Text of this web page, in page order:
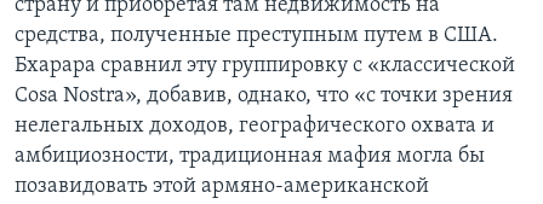
страну и приобретая там недвижимость на
средства, полученные преступным путем в США.
Бхарара сравнил эту группировку с «классической
Cosa Nostra», добавив, однако, что «с точки зрения
нелегальных доходов, географического охвата и
амбициозности, традиционная мафия могла бы
позавидовать этой армяно-американской